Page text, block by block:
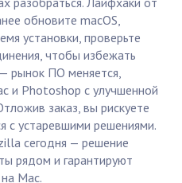
обновите macOS,
установки, проверьте
чтобы избежать
рынок ПО меняется,
и Photoshop с улучшенной
заказ, вы рискуете
с устаревшими решениями.
сегодня — решение
рядом и гарантируют
Mac.